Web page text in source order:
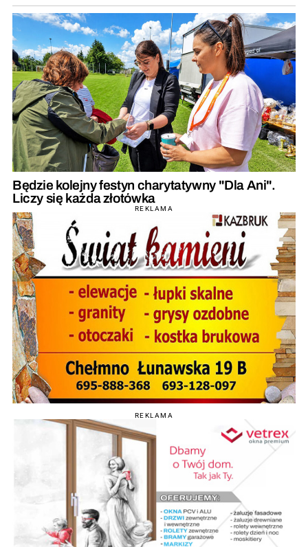
Będzie kolejny festyn charytatywny "Dla Ani".
Liczy się każda złotówka
REKLAMA
REKLAMA